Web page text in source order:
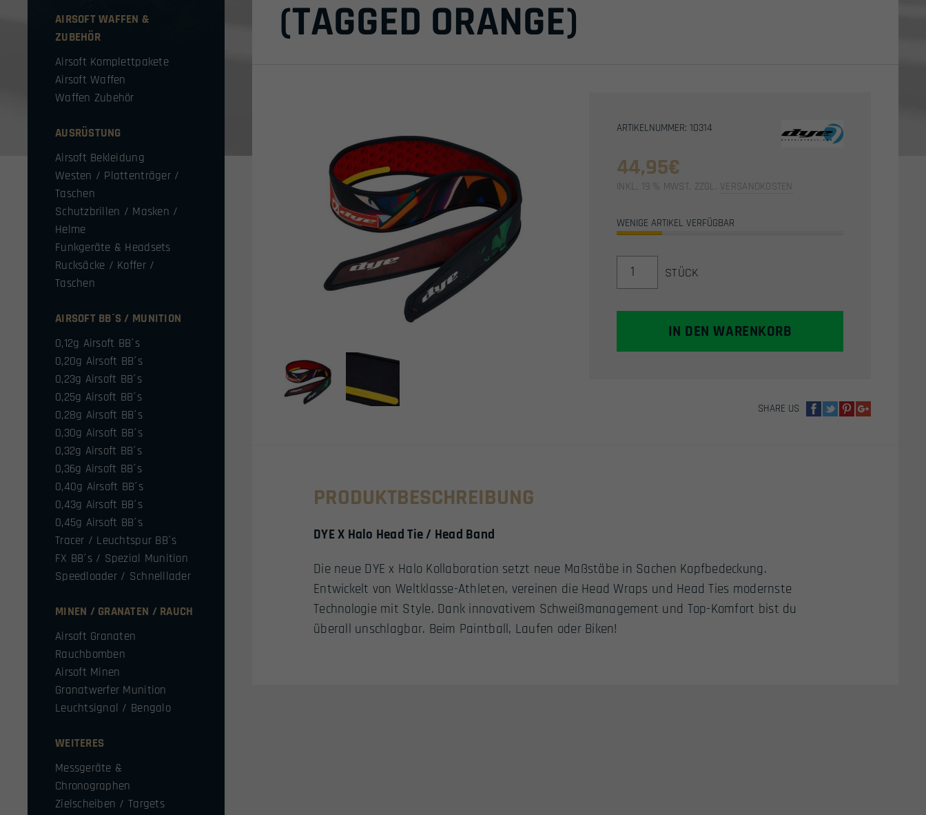
AIRSOFT WAFFEN &
ZUBEHÖR
Airsoft Komplettpakete
Airsoft Waffen
Waffen Zubehör
AUSRÜSTUNG
Airsoft Bekleidung
Westen / Plattenträger /
Taschen
Schutzbrillen / Masken /
Helme
Funkgeräte & Headsets
Rucksäcke / Koffer /
Taschen
AIRSOFT BB´S / MUNITION
0,12g Airsoft BB´s
0,20g Airsoft BB´s
0,23g Airsoft BB´s
0,25g Airsoft BB´s
0,28g Airsoft BB´s
0,30g Airsoft BB´s
0,32g Airsoft BB´s
0,36g Airsoft BB´s
0,40g Airsoft BB´s
0,43g Airsoft BB´s
0,45g Airsoft BB´s
Tracer / Leuchtspur BB´s
FX BB´s / Spezial Munition
Speedloader / Schnelllader
MINEN / GRANATEN / RAUCH
Airsoft Granaten
Rauchbomben
Airsoft Minen
Granatwerfer Munition
Leuchtsignal / Bengalo
WEITERES
Messgeräte &
Chronographen
Zielscheiben / Targets
(TAGGED ORANGE)
ARTIKELNUMMER: 10314
44,95€
INKL. 19 % MWST. ZZGL. VERSANDKOSTEN
WENIGE ARTIKEL VERFÜGBAR
HEAD
STÜCK
IN DEN WARENKORB
SHARE US
PRODUKTBESCHREIBUNG
DYE X Halo Head Tie / Head Band
Die neue DYE x Halo Kollaboration setzt neue Maßstäbe in Sachen Kopfbedeckung.
Entwickelt von Weltklasse-Athleten, vereinen die Head Wraps und Head Ties modernste
Technologie mit Style. Dank innovativem Schweißmanagement und Top-Komfort bist du
überall unschlagbar. Beim Paintball, Laufen oder Biken!